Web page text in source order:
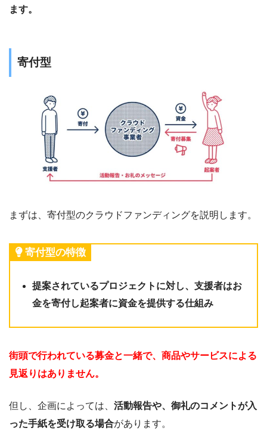
ます。
寄付型
まずは、寄付型のクラウドファンディングを説明します。
寄付型の特徴
提案されているプロジェクトに対し、支援者はお
金を寄付し起案者に資金を提供する仕組み
街頭で行われている募金と一緒で、商品やサービスによる
見返りはありません。
但し、企画によっては、 活動報告や、御礼のコメントが入
った手紙を受け取る場合があります。